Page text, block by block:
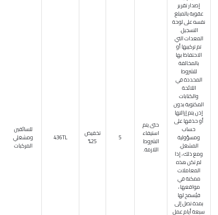
إصدار تقرير
عقوبة بالمبلغ
نفسه على لوحة
التسجيل.
المعدات التي
تم تركيبها أو
الاحتفاظ بها
بالمخالفة
للشروط
المحددة في
اللائحة
والكتابات
المكتوبة بدون
إذن يتم إزالتها
أو حذفها على
حساب
ومسؤولية
المشغل.
ومع ذلك ، إذا
لم تكن هذه
المعاملات
ممكنة في
مواقعها ،
فيُسمح لها
بمدة تصل إلى
سبعة أيام عمل
حتى يتم
استيفاء
الشروط
اللازمة.
5
تخفيض
25%
436TL
للسائقين
ومشغلي
المركبات